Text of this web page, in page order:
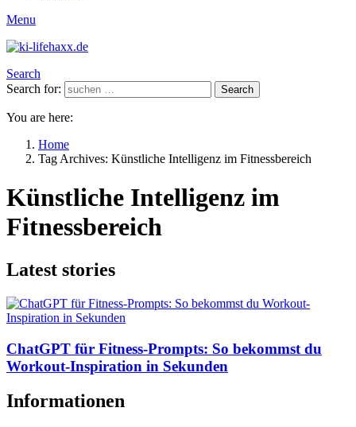
Menu
Search
Search for:
Search
You are here:
Home
Tag Archives: Künstliche Intelligenz im Fitnessbereich
Künstliche Intelligenz im
Fitnessbereich
Latest stories
ChatGPT für Fitness-Prompts: So bekommst du
Workout-Inspiration in Sekunden
Informationen